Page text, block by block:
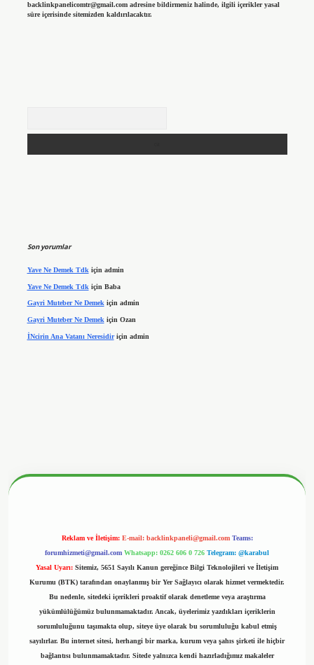
backlinkpanelicomtr@gmail.comadresine bildirmeniz halinde, ilgili içerikler yasal
süre içerisinde sitemizden kaldırılacaktır.
Son yorumlar
Yave Ne Demek Tdk için admin
Yave Ne Demek Tdk için Baba
Gayri Muteber Ne Demekiçin admin
Gayri Muteber Ne Demek için Ozan
İNcirin Ana Vatanı Neresidiriçin admin
Reklam ve İletişim: E-mail: backlinkpaneli@gmail.com Teams:
forumhizmeti@gmail.com Whatsapp: 0262 606 0 726 Telegram: @karabul
Yasal Uyarı: Sitemiz, 5651 Sayılı Kanun gereğince Bilgi Teknolojileri ve İletişim
Kurumu (BTK) tarafından onaylanmış bir Yer Sağlayıcı olarak hizmet vermektedir.
Bu nedenle, sitedeki içerikleri proaktif olarak denetleme veya araştırma
yükümlülüğümüz bulunmamaktadır. Ancak, üyelerimiz yazdıkları içeriklerin
sorumluluğunu taşımakta olup, siteye üye olarak bu sorumluluğu kabul etmiş
sayılırlar. Bu internet sitesi, herhangi bir marka, kurum veya şahıs şirketi ile hiçbir
bağlantısı bulunmamaktadır. Sitede yalnızca kendi hazırladığımız makaleler